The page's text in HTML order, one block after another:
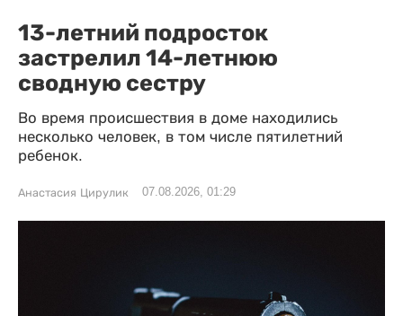
13-летний подросток
застрелил 14-летнюю
сводную сестру
Во время происшествия в доме находились
несколько человек, в том числе пятилетний
ребенок.
Анастасия Цирулик 07.08.2026, 01:29